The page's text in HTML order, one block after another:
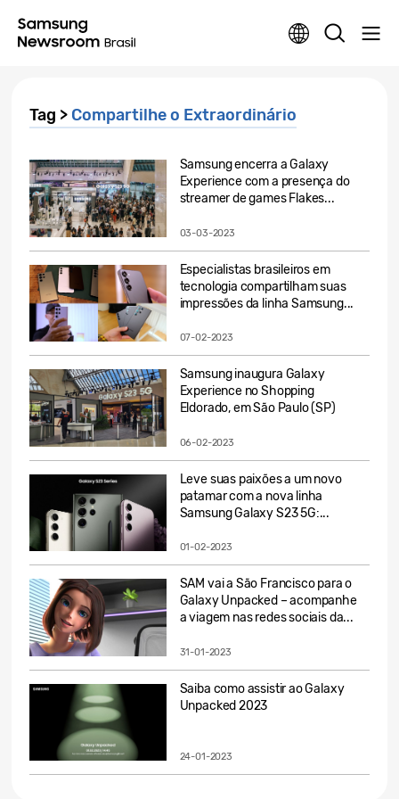
Tag > Compartilhe o Extraordinário
Samsung encerra a Galaxy
Experience com a presença do
streamer de games Flakes...
03-03-2023
Especialistas brasileiros em
tecnologia compartilham suas
impressões da linha Samsung...
07-02-2023
Samsung inaugura Galaxy
Experience no Shopping
Eldorado, em São Paulo (SP)
06-02-2023
Leve suas paixões a um novo
patamar com a nova linha
Samsung Galaxy S23 5G:...
01-02-2023
SAM vai a São Francisco para o
Galaxy Unpacked – acompanhe
a viagem nas redes sociais da...
31-01-2023
Saiba como assistir ao Galaxy
Unpacked 2023
24-01-2023